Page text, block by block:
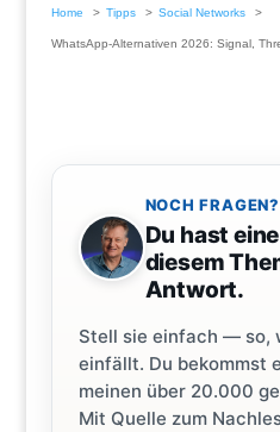
Home Tipps Social Networks
WhatsApp-Alternativen 2026: Signal,
NOCH
Du hast
diesem
Antwort.
Stell sie einfach — so,
einfällt. Du bekommst
meinen über 20.000
Mit Quelle zum